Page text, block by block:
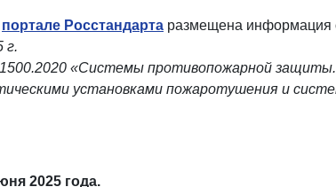
портале Росстандарта размещена информация
г.
«Системы противопожарной защиты.
установками пожаротушения и
2025 года.